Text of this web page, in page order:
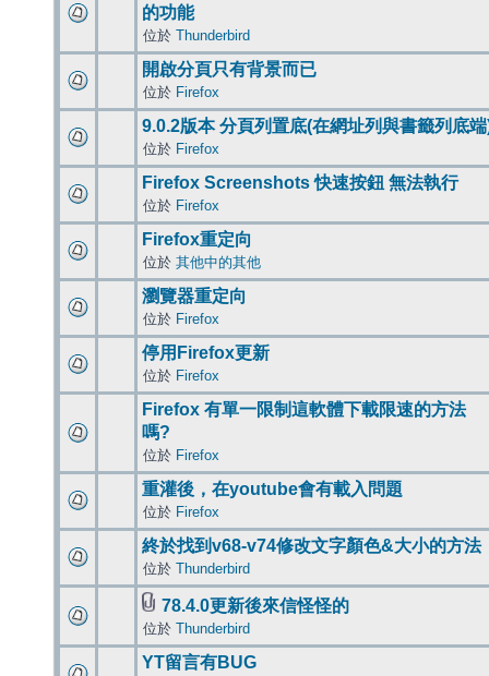
的功能
位於 Thunderbird
開啟分頁只有背景而已
位於 Firefox
9.0.2版本 分頁列置底(在網址列與書籤列底
位於 Firefox
Firefox Screenshots 快速按鈕 無法執行
位於 Firefox
Firefox重定向
位於 其他中的其他
瀏覽器重定向
位於 Firefox
停用Firefox更新
位於 Firefox
Firefox 有單一限制這軟體下載限速的方法
嗎?
位於 Firefox
重灌後，在youtube會有載入問題
位於 Firefox
終於找到v68-v74修改文字顏色&大小的方法
位於 Thunderbird
78.4.0更新後來信怪怪的
位於 Thunderbird
YT留言有BUG